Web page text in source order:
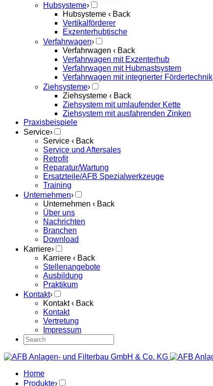
Hubsysteme›
Hubsysteme ‹ Back
Vertikalförderer
Exzenterhubtische
Verfahrwagen›
Verfahrwagen ‹ Back
Verfahrwagen mit Exzenterhub
Verfahrwagen mit Hubmastsystem
Verfahrwagen mit integrierter Fördertechnik
Ziehsysteme›
Ziehsysteme ‹ Back
Ziehsystem mit umlaufender Kette
Ziehsystem mit ausfahrenden Zinken
Praxisbeispiele
Service›
Service ‹ Back
Service und Aftersales
Retrofit
Reparatur/Wartung
Ersatzteile/AFB Spezialwerkzeuge
Training
Unternehmen›
Unternehmen ‹ Back
Über uns
Nachrichten
Branchen
Download
Karriere›
Karriere ‹ Back
Stellenangebote
Ausbildung
Praktikum
Kontakt›
Kontakt‹ Back
Kontakt
Vertretung
Impressum
Home
Produkte›